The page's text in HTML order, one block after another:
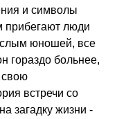
и символы
прибегают люди
юношей, все
гораздо больнее,
свою
встречи со
загадку жизни -